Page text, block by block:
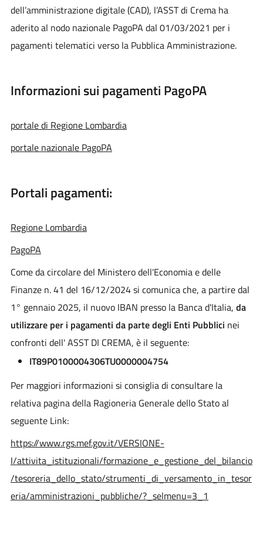
dell’amministrazione digitale (CAD), l’ASST di Crema ha
aderito al nodo nazionale PagoPA dal 01/03/2021 per i
pagamenti telematici verso la Pubblica Amministrazione.
Informazioni sui pagamenti PagoPA
portale di Regione Lombardia
portale nazionale PagoPA
Portali pagamenti:
Regione Lombardia
PagoPA
Come da circolare del Ministero dell'Economia e delle
Finanze n. 41 del 16/12/2024 si comunica che, a partire dal
1° gennaio 2025, il nuovo IBAN presso la Banca d'Italia, da
utilizzare per i pagamenti da parte degli Enti Pubblici nei
confronti dell' ASST DI CREMA, è il seguente:
IT89P0100004306TU0000004754
Per maggiori informazioni si consiglia di consultare la
relativa pagina della Ragioneria Generale dello Stato al
seguente Link:
https://www.rgs.mef.gov.it/VERSIONE-
I/attivita_istituzionali/formazione_e_gestione_del_bilancio
/tesoreria_dello_stato/strumenti_di_versamento_in_tesor
eria/amministrazioni_pubbliche/?_selmenu=3_1